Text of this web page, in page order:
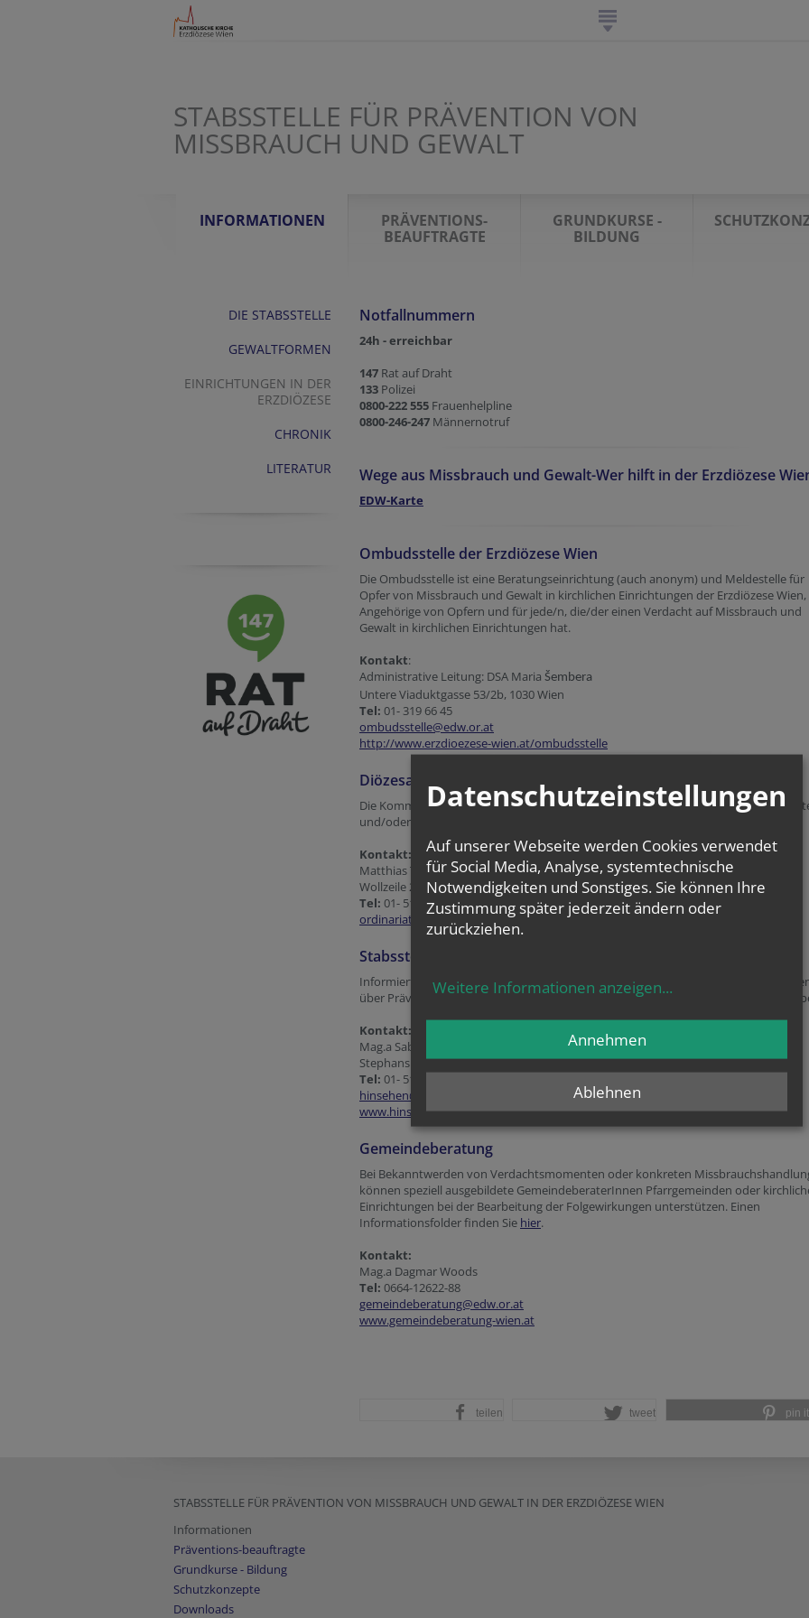
STABSSTELLE FÜR PRÄVENTION VON
MISSBRAUCH UND GEWALT
INFORMATIONEN
PRÄVENTIONS-
BEAUFTRAGTE
GRUNDKURSE -
BILDUNG
DIE STABSSTELLE
GEWALTFORMEN
EINRICHTUNGEN IN DER
ERZDIÖZESE
CHRONIK
LITERATUR
Notfallnummern
24h - erreichbar
147 Rat auf Draht
133 Polizei
0800-222 555 Frauenhelpline
0800-246-247 Männernotruf
Wege aus Missbrauch und Gewalt-Wer hilft in der Erzdiözese
EDW-Karte
Ombudsstelle der Erzdiözese Wien
Die Ombudsstelle ist eine Beratungseinrichtung (auch anonym) und Meldestelle für
Opfer von Missbrauch und Gewalt in kirchlichen Einrichtungen der Erzdiözese
Angehörige von Opfern und für jede/n, die/der einen Verdacht auf Missbrauch und
Gewalt in kirchlichen Einrichtungen hat.
Kontakt:
Administrative Leitung: DSA Maria Šembera
Untere Viaduktgasse 53/2b, 1030 Wien
Tel: 01- 319 66 45
ombudsstelle@edw.or.at
http://www.erzdioezese-wien.at/ombudsstelle
Diözesane Kommission
Die Kommission berät den Bischof über die weitere Vorgehensweise bei
und/oder TäterInnen.
Kontakt:
Matthias Theil
Wollzeile 2, 1010 Wien
Tel: 01- 51552-3340
ordinariat@edw.or.at
Stabsstelle für Prävention von Missbrauch und Gewalt
Informiert und berät alle MitarbeiterInnen aller Einrichtungen in der Erzdiözese
über Prävention von Missbrauch und Gewalt und unterstützt in der
Kontakt:
Mag.a Sabine Ruppert
Stephansplatz 6/5/515, 1010 Wien
Tel: 01- 51552-3879; 0664-51552-43
hinsehen@edw.or.at
www.hinsehen.at
Gemeindeberatung
Bei Bekanntwerden von Verdachtsmomenten oder konkreten
können speziell ausgebildete GemeindeberaterInnen Pfarrgemeinden oder
Einrichtungen bei der Bearbeitung der Folgewirkungen unterstützen. Einen
Informationsfolder finden Sie hier.
Kontakt:
Mag.a Dagmar Woods
Tel: 0664-12622-88
gemeindeberatung@edw.or.at
www.gemeindeberatung-wien.at
teilen tweet pin it
STABSSTELLE FÜR PRÄVENTION VON MISSBRAUCH UND GEWALT IN DER ERZDIÖZESE WIEN
Informationen
Präventions-beauftragte
Grundkurse - Bildung
Schutzkonzepte
Downloads
Datenschutzeinstellungen
Auf unserer Webseite werden Cookies verwendet
für Social Media, Analyse, systemtechnische
Notwendigkeiten und Sonstiges. Sie können Ihre
Zustimmung später jederzeit ändern oder
zurückziehen.
Weitere Informationen anzeigen...
Ablehnen
Annehmen